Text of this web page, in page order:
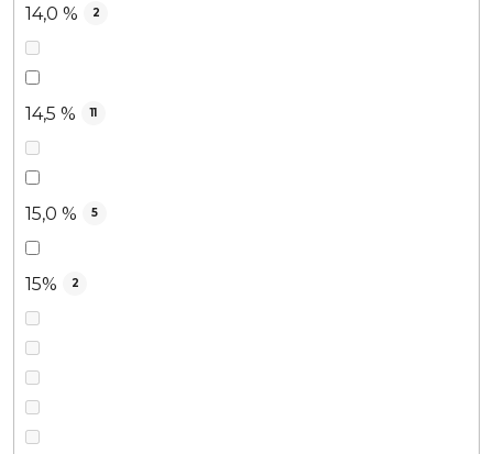
14,0 % 2
14,5 % 11
15,0 % 5
15% 2